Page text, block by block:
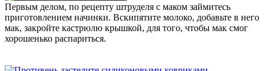
Первым делом, по рецепту штруделя с маком займитесь
приготовлением начинки. Вскипятите молоко, добавьте в него
мак, закройте кастрюлю крышкой, для того, чтобы мак смог
хорошенько распариться.